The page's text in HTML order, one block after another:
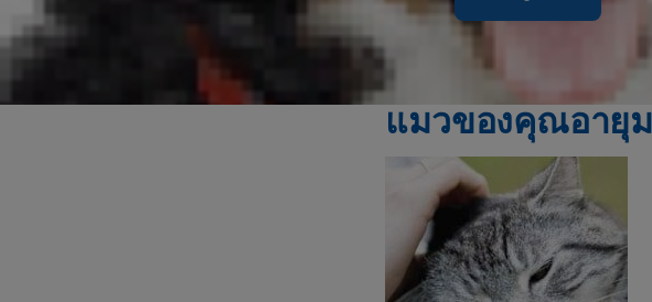
ดูแลเป็นพิเศษ ปัญหาในแมวอายุม
ในแมวอายุมากและวิธีการดูแลแม
แมวของคุณอายุ